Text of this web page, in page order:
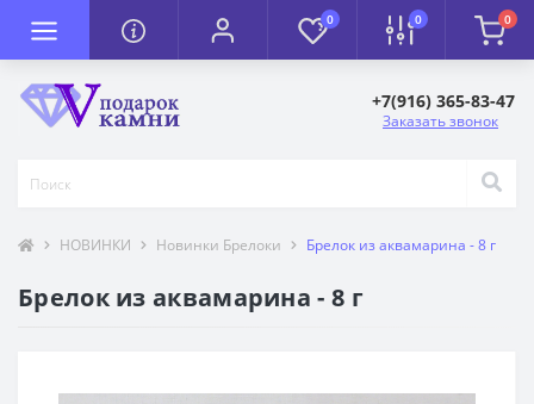
0 0 0
+7(916) 365-83-47
Заказать звонок
НОВИНКИ Новинки Брелоки Брелок из аквамарина - 8 г
Брелок из аквамарина - 8 г